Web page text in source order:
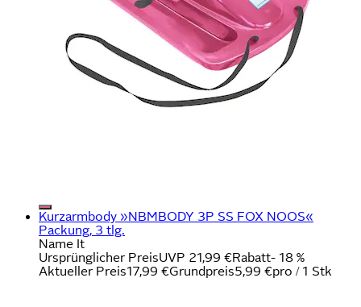
Kurzarmbody »NBMBODY 3P SS FOX NOOS«
Packung, 3 tlg.
Name It
Ursprünglicher PreisUVP 21,99 €Rabatt- 18 %
Aktueller Preis17,99 €Grundpreis5,99 €pro / 1 Stk